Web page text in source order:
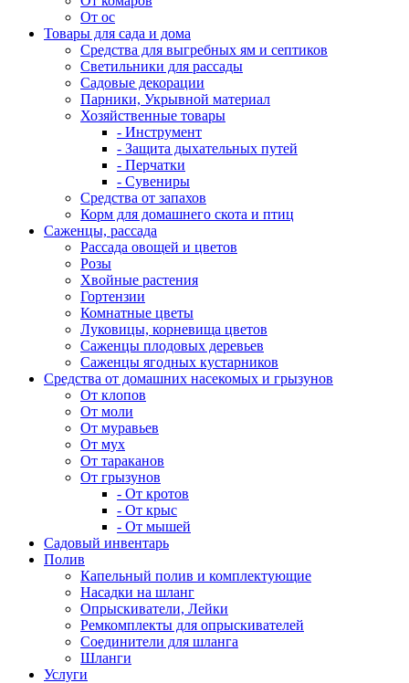
От ос
Товары для сада и дома
Средства для выгребных ям и септиков
Светильники для рассады
Садовые декорации
Парники, Укрывной материал
Хозяйственные товары
- Инструмент
- Защита дыхательных путей
- Перчатки
- Сувениры
Средства от запахов
Корм для домашнего скота и птиц
Саженцы, рассада
Рассада овощей и цветов
Розы
Хвойные растения
Гортензии
Комнатные цветы
Луковицы, корневища цветов
Саженцы плодовых деревьев
Саженцы ягодных кустарников
Средства от домашних насекомых и грызунов
От клопов
От моли
От муравьев
От мух
От тараканов
От грызунов
- От кротов
- От крыс
- От мышей
Садовый инвентарь
Полив
Капельный полив и комплектующие
Насадки на шланг
Опрыскиватели, Лейки
Ремкомплекты для опрыскивателей
Соединители для шланга
Шланги
Услуги